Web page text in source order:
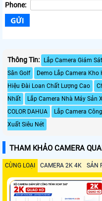
Phone:
Thông Tin: Lắp Camera Giám
Sân Golf
Demo Lắp Camera Kho
Hiệu Đài Loan Chất Lượng Cao
Nhất
Lắp Camera Nhà Máy Sản
COLOR DAHUA
Lắp Camera
Xuất Siêu Nét
THAM KHẢO CAMERA
CÙNG LOẠI CAMERA 2K 4K SẢN